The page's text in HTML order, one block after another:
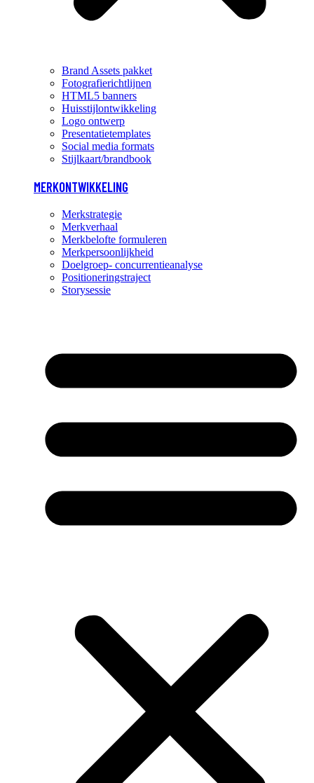
Brand Assets pakket
Fotografierichtlijnen
HTML5 banners
Huisstijlontwikkeling
Logo ontwerp
Presentatietemplates
Social media formats
Stijlkaart/brandbook
MERKONTWIKKELING
Merkstrategie
Merkverhaal
Merkbelofte formuleren
Merkpersoonlijkheid
Doelgroep- concurrentieanalyse
Positioneringstraject
Storysessie